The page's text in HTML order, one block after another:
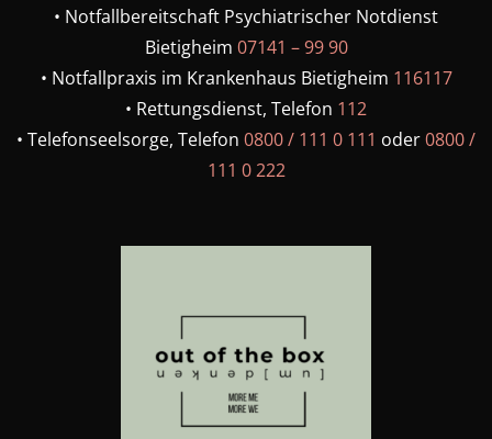
•⁠ ⁠Notfallbereitschaft Psychiatrischer Notdienst
Bietigheim 07141 – 99 90
•⁠ ⁠Notfallpraxis im Krankenhaus Bietigheim 116117
•⁠ ⁠Rettungsdienst, Telefon 112
•⁠ ⁠Telefonseelsorge, Telefon 0800 / 111 0 111 oder0800 /
111 0 222